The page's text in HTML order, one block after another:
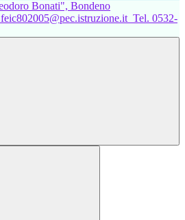
feic802005@pec.istruzione.it Tel. 0532-